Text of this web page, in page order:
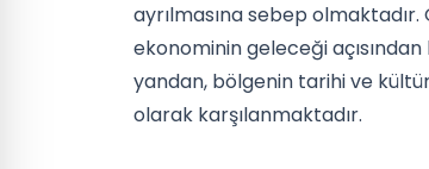
ayrılmasına sebep
ekonominin geleceği
yandan, bölgenin tarihi ve
olarak karşılanmaktadır.